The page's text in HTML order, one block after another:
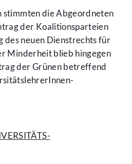
stimmten die Abgeordneten
der Koalitionsparteien
des neuen Dienstrechts für
Minderheit blieb hingegen
der Grünen betreffend